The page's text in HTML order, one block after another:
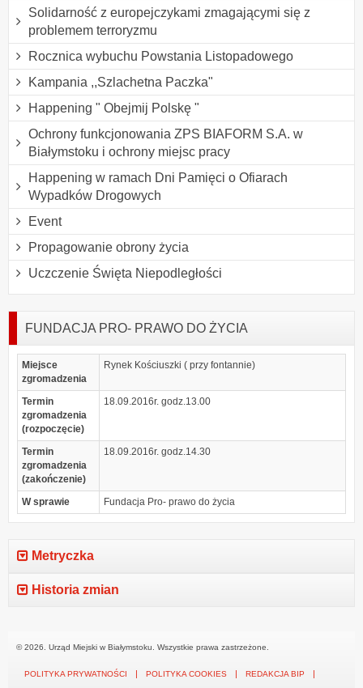
Solidarność z europejczykami zmagającymi się z
problemem terroryzmu
Rocznica wybuchu Powstania Listopadowego
Kampania ,,Szlachetna Paczka"
Happening " Obejmij Polskę "
Ochrony funkcjonowania ZPS BIAFORM S.A. w
Białymstoku i ochrony miejsc pracy
Happening w ramach Dni Pamięci o Ofiarach
Wypadków Drogowych
Event
Propagowanie obrony życia
Uczczenie Święta Niepodległości
FUNDACJA PRO- PRAWO DO ŻYCIA
Miejsce
zgromadzenia
Rynek Kościuszki ( przy fontannie)
Termin
zgromadzenia
(rozpoczęcie)
18.09.2016r. godz.13.00
Termin
zgromadzenia
(zakończenie)
18.09.2016r. godz.14.30
W sprawie Fundacja Pro- prawo do życia
Metryczka
Historia zmian
© 2026. Urząd Miejski w Białymstoku. Wszystkie prawa zastrzeżone.
POLITYKA PRYWATNOŚCI POLITYKA COOKIES REDAKCJA BIP